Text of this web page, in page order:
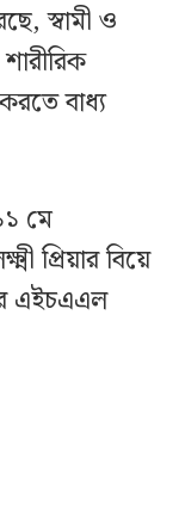
স্বামী ও
বাধ্য
মে
প্রিয়ার বিয়ে
এইচএএল